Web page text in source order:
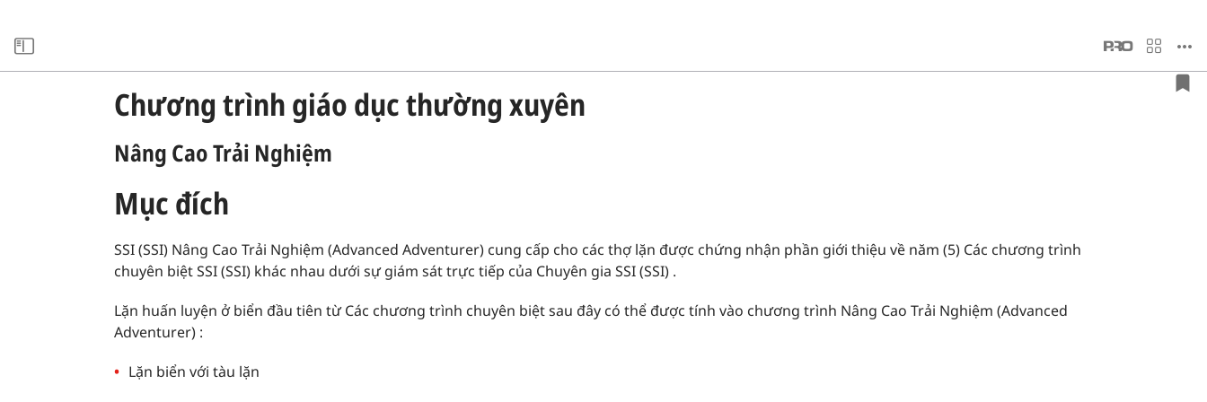
Chương trình giáo dục thường xuyên
Nâng Cao Trải Nghiệm
Mục đích
SSI (SSI) Nâng Cao Trải Nghiệm (Advanced Adventurer) cung cấp cho các thợ lặn được chứng nhận phần giới thiệu về năm (5) Các chương trình
chuyên biệt SSI (SSI) khác nhau dưới sự giám sát trực tiếp của Chuyên gia SSI (SSI) .
Lặn huấn luyện ở biển đầu tiên từ Các chương trình chuyên biệt sau đây có thể được tính vào chương trình Nâng Cao Trải Nghiệm (Advanced
Adventurer) :
Lặn biển với tàu lặn